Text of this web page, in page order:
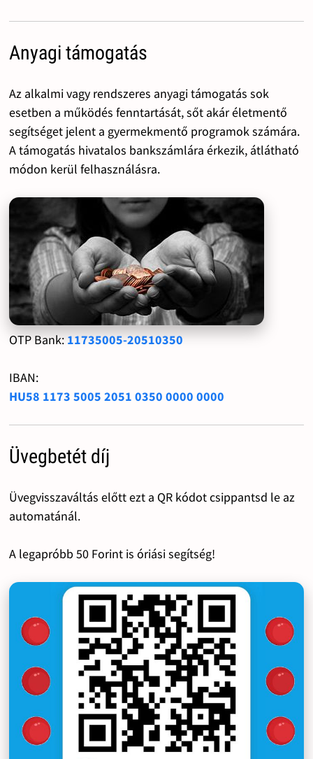
Anyagi támogatás
Az alkalmi vagy rendszeres anyagi támogatás sok
esetben a működés fenntartását, sőt akár életmentő
segítséget jelent a gyermekmentő programok számára.
A támogatás hivatalos bankszámlára érkezik, átlátható
módon kerül felhasználásra.
OTP Bank: 11735005-20510350
IBAN:
HU58 1173 5005 2051 0350 0000 0000
Üvegbetét díj
Üvegvisszaváltás előtt ezt a QR kódot csippantsd le az
automatánál.
A legapróbb 50 Forint is óriási segítség!